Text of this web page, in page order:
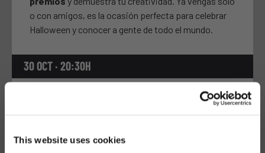
This website uses cookies
o con amigos, es la ocasión perfecta para celebrar
Halloween y conocer a gente de todo el mundo.
30 OCT · 20:30H